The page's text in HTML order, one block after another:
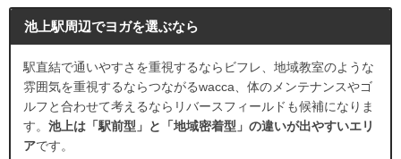
池上駅周辺でヨガを選ぶなら
駅直結で通いやすさを重視するならビフレ、地域教室のような
雰囲気を重視するならつながるwacca、体のメンテナンスやゴ
ルフと合わせて考えるならリバースフィールドも候補になりま
す。 池上は「駅前型」と「地域密着型」の違いが出やすいエリ
アです。